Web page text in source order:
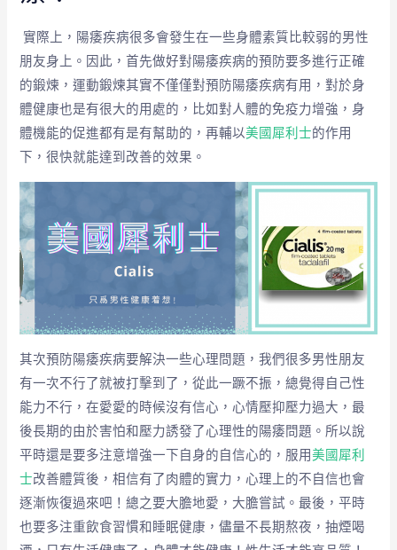
實際上，陽痿疾病很多會發生在一些身體素質比較弱的男性
朋友身上。因此，首先做好對陽痿疾病的預防要多進行正確
的鍛煉，運動鍛煉其實不僅僅對預防陽痿疾病有用，對於身
體健康也是有很大的用處的，比如對人體的免疫力增強，身
體機能的促進都有是有幫助的，再輔以美國犀利士的作用
下，很快就能達到改善的效果。
其次預防陽痿疾病要解決一些心理問題，我們很多男性朋友
有一次不行了就被打擊到了，從此一蹶不振，總覺得自己性
能力不行，在愛愛的時候沒有信心，心情壓抑壓力過大，最
後長期的由於害怕和壓力誘發了心理性的陽痿問題。所以說
平時還是要多注意增強一下自身的自信心的，服用美國犀利
士改善體質後，相信有了肉體的實力，心理上的不自信也會
逐漸恢復過來吧！總之要大膽地愛，大膽嘗試。最後，平時
也要多注重飲食習慣和睡眠健康，儘量不長期熬夜，抽煙喝